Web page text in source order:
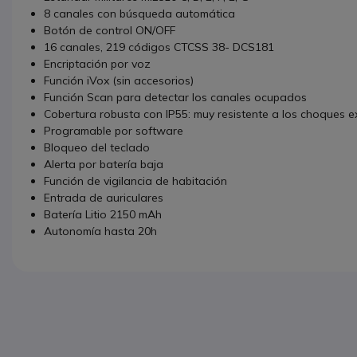
8 canales con búsqueda automática
Botón de control ON/OFF
16 canales, 219 códigos CTCSS 38- DCS181
Encriptación por voz
Función iVox (sin accesorios)
Función Scan para detectar los canales ocupados
Cobertura robusta con IP55: muy resistente a los choques
Programable por software
Bloqueo del teclado
Alerta por batería baja
Función de vigilancia de habitación
Entrada de auriculares
Batería Litio 2150 mAh
Autonomía hasta 20h